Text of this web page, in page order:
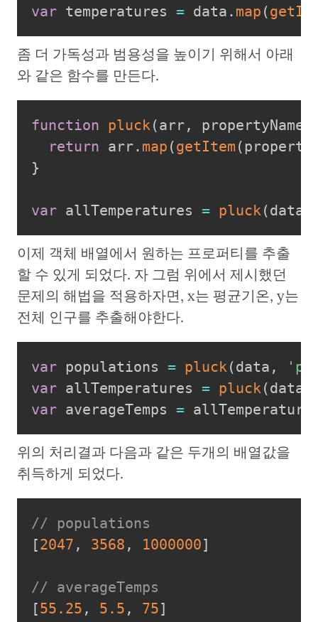
var temperatures = data . map (
좀 더 가독성과 범용성을 높이기 위해서 아래
와 같은 함수를 만든다.
function pluck (arr , propertyName
return arr. map (getItem (
}
var allTemperatures = pluck (data
이제 객체 배열에서 원하는 프로퍼티를 추출
할 수 있게 되었다. 자 그럼 위에서 제시했던
문제의 해법을 적용하자면, x는 평균기온, y는
전체 인구를 추출해야한다.
var populations = pluck (data ,
var allTemperatures = pluck (data
var averageTemps =
위의 처리결과 다음과 같은 두개의 배열값을
취득하게 되었다.
// populations
[2047 , 3568 , 1000000]
// averageTemps
[55.25 , 5.5 , 75]